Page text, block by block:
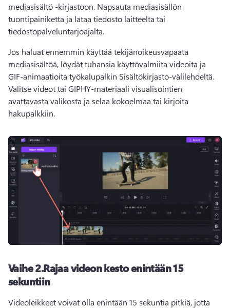
mediasisältö -kirjastoon. Napsauta mediasisällön
tuontipainiketta ja lataa tiedosto laitteelta tai
tiedostopalveluntarjoajalta.
Jos haluat ennemmin käyttää tekijänoikeusvapaata
mediasisältöä, löydät tuhansia käyttövalmiita videoita ja
Valitse videot tai GIPHY-materiaali visualisointien
avattavasta valikosta ja selaa kokoelmaa tai kirjoita
hakupalkkiin.
Vaihe 2.Rajaa videon kesto enintään 15
sekuntiin
Videoleikkeet voivat olla enintään 15 sekuntia pitkiä, jotta